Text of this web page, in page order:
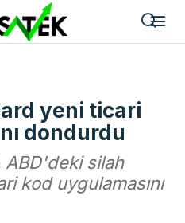
yeni ticari
dondurdu
ABD'deki silah
kod uygulamasını